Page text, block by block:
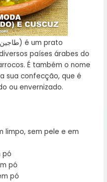
países árabes do
É também o nome
sua confecção, que é
ou envernizado.
limpo, sem pele e em
pó
pó
pó